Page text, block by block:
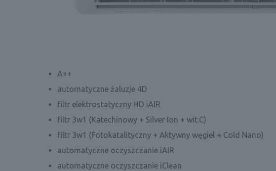
A++
automatyczne żaluzje 4D
filtr elektrostatyczny HD iAIR
filtr 3w1 (Katechinowy + Silver Ion + wit.C)
filtr 3w1 (Fotokatalityczny + Aktywny węgiel + Cold Nano)
automatyczne oczyszczanie iAIR
automatyczne oczyszczanie iClean